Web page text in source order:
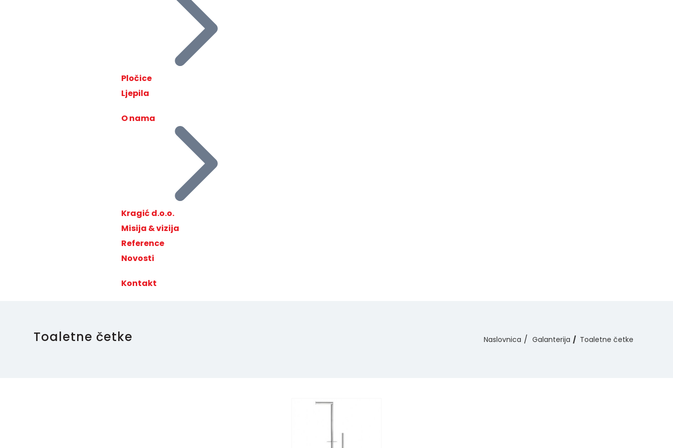
Pločice
Ljepila
O nama
Kragić d.o.o.
Misija & vizija
Reference
Novosti
Kontakt
Toaletne četke Naslovnica Galanterija Toaletne četke